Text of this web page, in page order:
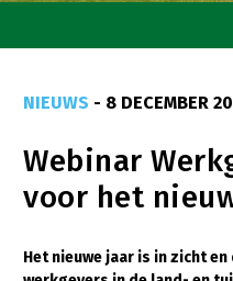
Goed eten
Mooi groen
Sterk ondernemerschap
NIEUWS - 8 DECEMBER
Webinar
voor het
Het nieuwe jaar is in zicht